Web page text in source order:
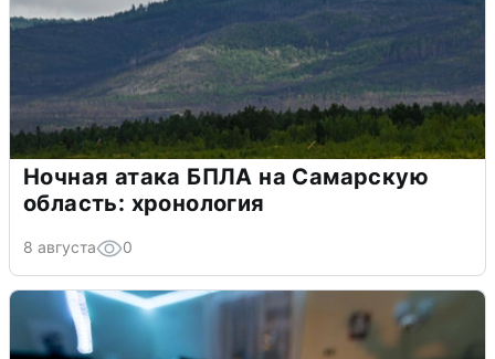
Ночная атака БПЛА на Самарскую
область: хронология
8 августа 0